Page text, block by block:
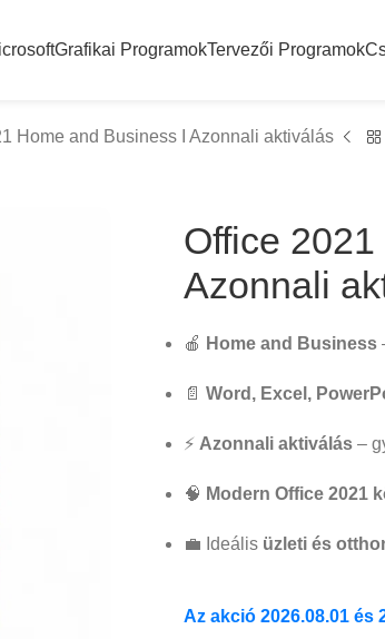
Grafikai ProgramokTervezői Programok
Home and Business I Azonnali aktiválás
Office
Azonnali
🍎 Home and Business
📄 Word, Excel,
⚡ Azonnali aktiválás–
🧠 Modern Office 2021
💼 Ideális üzleti és
Az akció 2026.08.01 és